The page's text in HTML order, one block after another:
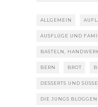
ALLGEMEIN
AUSFLÜGE UND
BASTELN,
BERN BROT
DESSERTS UND
DIE JUNGS BLOGGEN